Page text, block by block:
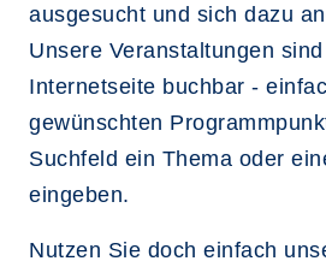
ausgesucht und sich dazu
Unsere Veranstaltungen
Internetseite buchbar -
gewünschten
Suchfeld ein Thema oder
eingeben.
Nutzen Sie doch einfach